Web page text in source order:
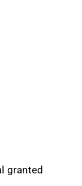
granted